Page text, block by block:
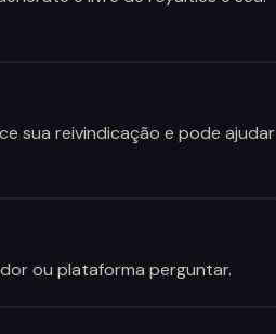
sua reivindicação e pode ajudar
ou plataforma perguntar.